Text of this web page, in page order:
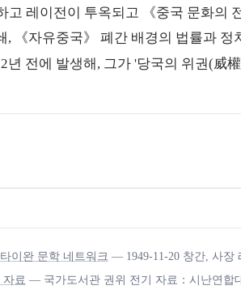
레이전이 투옥되고 《중국 문화의
《자유중국》 폐간 배경의 법률과 정
전에 발생해, 그가 '당국의 위권(威
이완 문학 네트워크 — 1949-11-20 창간, 사장
료 — 국가도서관 권위 전기 자료：시난연합